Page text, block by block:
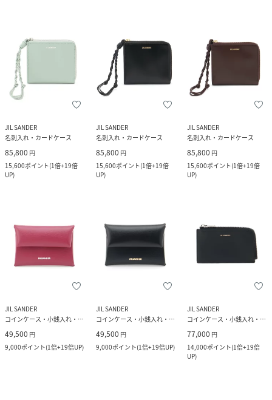
JIL SANDER
名刺入れ・カードケース
85,800 円
15,600ポイント(1倍+19倍
UP)
JIL SANDER
名刺入れ・カードケース
85,800 円
15,600ポイント(1倍+19倍
UP)
JIL SANDER
名刺入れ・カードケース
85,800 円
15,600ポイント(1倍+19倍
UP)
JIL SANDER
コインケース・小銭入れ・札入れ
49,500 円
9,000ポイント(1倍+19倍UP)
JIL SANDER
コインケース・小銭入れ・札入れ
49,500 円
9,000ポイント(1倍+19倍UP)
JIL SANDER
コインケース・小銭入れ・札入れ
77,000 円
14,000ポイント(1倍+19倍
UP)